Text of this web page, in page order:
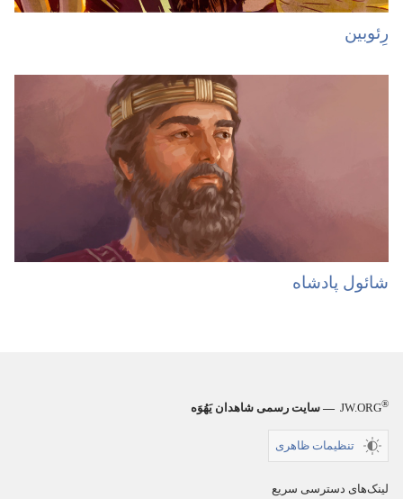
رِئوبین
شائول پادشاه
JW.ORG® — سایت رسمی شاهدان یَهُوَه
تنظیمات ظاهری
لینک‌های دسترسی سریع